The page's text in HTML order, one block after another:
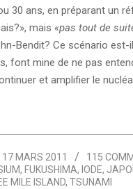
30 ans, en préparant un
mais «pas tout de
Bendit? Ce scénario
font mine de ne pas
et amplifier le
17 MARS 2011 115
, FUKUSHIMA, IODE,
MILE ISLAND, TSUNAMI